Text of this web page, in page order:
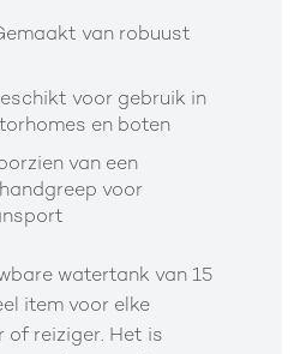
van robuust
voor gebruik in
en boten
van een
voor
watertank van 15
item voor elke
reiziger. Het is